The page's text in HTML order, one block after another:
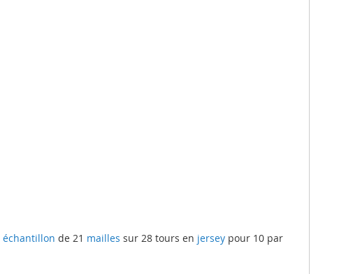
échantillon de 21 mailles sur 28 tours en jersey pour 10 par